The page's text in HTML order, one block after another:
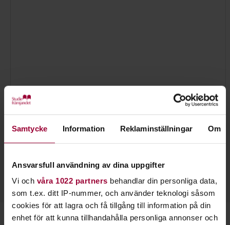
Samtycke Information Reklaminställningar Om
Ansvarsfull användning av dina uppgifter
Vi och våra 1022 partners behandlar din personliga data,
som t.ex. ditt IP-nummer, och använder teknologi såsom
cookies för att lagra och få tillgång till information på din
enhet för att kunna tillhandahålla personliga annonser och
Sara Eriksson
Skicka e-post